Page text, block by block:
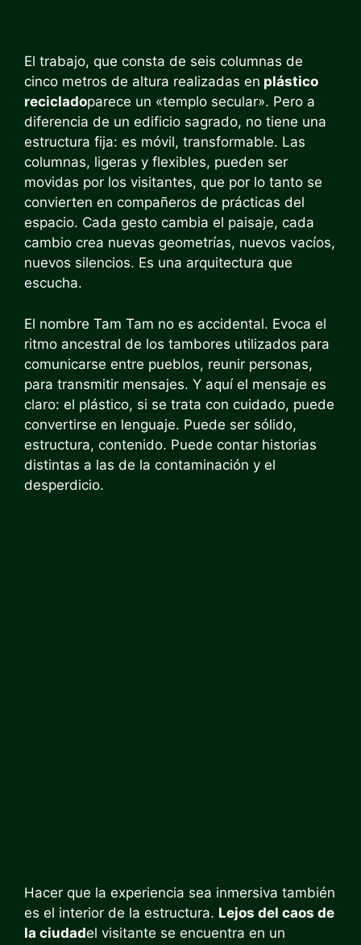
El trabajo, que consta de seis columnas de
cinco metros de altura realizadas en plástico
recicladoparece un «templo secular». Pero a
diferencia de un edificio sagrado, no tiene una
estructura fija: es móvil, transformable. Las
columnas, ligeras y flexibles, pueden ser
movidas por los visitantes, que por lo tanto se
convierten en compañeros de prácticas del
espacio. Cada gesto cambia el paisaje, cada
cambio crea nuevas geometrías, nuevos vacíos,
nuevos silencios. Es una arquitectura que
escucha.
El nombre Tam Tam no es accidental. Evoca el
ritmo ancestral de los tambores utilizados para
comunicarse entre pueblos, reunir personas,
para transmitir mensajes. Y aquí el mensaje es
claro: el plástico, si se trata con cuidado, puede
convertirse en lenguaje. Puede ser sólido,
estructura, contenido. Puede contar historias
distintas a las de la contaminación y el
desperdicio.
Hacer que la experiencia sea inmersiva también
es el interior de la estructura. Lejos del caos de
la ciudadel visitante se encuentra en un